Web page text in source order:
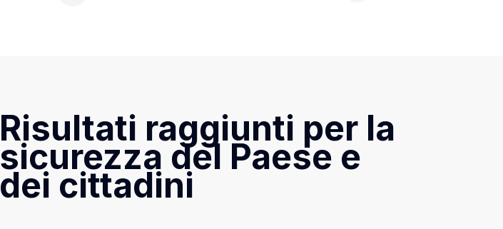
Risultati raggiunti per la
sicurezza del Paese e
dei cittadini